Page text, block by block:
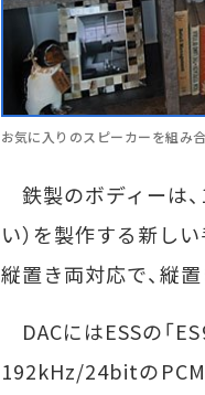
お気に入りのスピーカーを組み
鉄製のボディーは
い）を製作する新し
縦置き両対応で、縦
DACにはESSの「
192kHz/24bitのPCM